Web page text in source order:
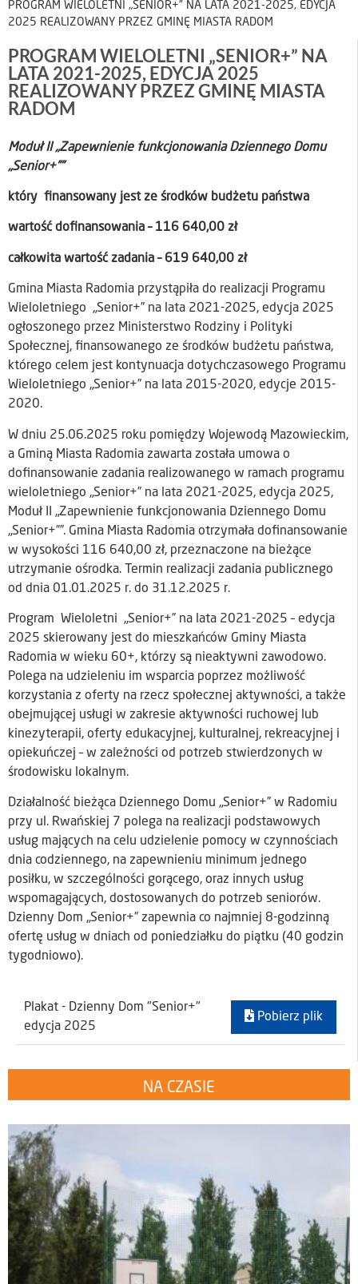
PROGRAM WIELOLETNI „SENIOR+” NA LATA 2021-2025, EDYCJA
2025 REALIZOWANY PRZEZ GMINĘ MIASTA RADOM
PROGRAM WIELOLETNI „SENIOR+” NA
LATA 2021-2025, EDYCJA 2025
REALIZOWANY PRZEZ GMINĘ MIASTA
RADOM
Moduł II „Zapewnienie funkcjonowania Dziennego Domu
„Senior+””
który finansowany jest ze środków budżetu państwa
wartość dofinansowania – 116 640,00 zł
całkowita wartość zadania – 619 640,00 zł
Gmina Miasta Radomia przystąpiła do realizacji Programu
Wieloletniego „Senior+” na lata 2021-2025, edycja 2025
ogłoszonego przez Ministerstwo Rodziny i Polityki
Społecznej, finansowanego ze środków budżetu państwa,
którego celem jest kontynuacja dotychczasowego Programu
Wieloletniego „Senior+” na lata 2015-2020, edycje 2015-
2020.
W dniu 25.06.2025 roku pomiędzy Wojewodą Mazowieckim,
a Gminą Miasta Radomia zawarta została umowa o
dofinansowanie zadania realizowanego w ramach programu
wieloletniego „Senior+” na lata 2021-2025, edycja 2025,
Moduł II „Zapewnienie funkcjonowania Dziennego Domu
„Senior+””. Gmina Miasta Radomia otrzymała dofinansowanie
w wysokości 116 640,00 zł, przeznaczone na bieżące
utrzymanie ośrodka. Termin realizacji zadania publicznego
od dnia 01.01.2025 r. do 31.12.2025 r.
Program Wieloletni „Senior+” na lata 2021-2025 – edycja
2025 skierowany jest do mieszkańców Gminy Miasta
Radomia w wieku 60+, którzy są nieaktywni zawodowo.
Polega na udzieleniu im wsparcia poprzez możliwość
korzystania z oferty na rzecz społecznej aktywności, a także
obejmującej usługi w zakresie aktywności ruchowej lub
kinezyterapii, oferty edukacyjnej, kulturalnej, rekreacyjnej i
opiekuńczej – w zależności od potrzeb stwierdzonych w
środowisku lokalnym.
Działalność bieżąca Dziennego Domu „Senior+” w Radomiu
przy ul. Rwańskiej 7 polega na realizacji podstawowych
usług mających na celu udzielenie pomocy w czynnościach
dnia codziennego, na zapewnieniu minimum jednego
posiłku, w szczególności gorącego, oraz innych usług
wspomagających, dostosowanych do potrzeb seniorów.
Dzienny Dom „Senior+” zapewnia co najmniej 8-godzinną
ofertę usług w dniach od poniedziałku do piątku (40 godzin
tygodniowo).
Plakat - Dzienny Dom "Senior+"
edycja 2025
Pobierz plik
NA CZASIE